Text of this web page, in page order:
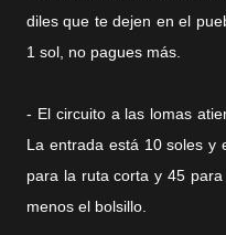
diles que te dejen en el
1 sol, no pagues más.
- El circuito a las lomas
La entrada está 10 soles y
para la ruta corta y 45
menos el bolsillo.